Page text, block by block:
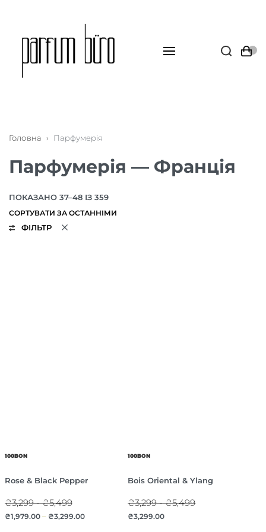
Головна › Парфумерія
Парфумерія — Франція
ПОКАЗАНО 37–48 ІЗ 359
ФІЛЬТР
100BON
Rose & Black Pepper
₴3,299 - ₴5,499
₴1,979.00– ₴3,299.00
100BON
Bois Oriental & Ylang
₴3,299 - ₴5,499
₴3,299.00